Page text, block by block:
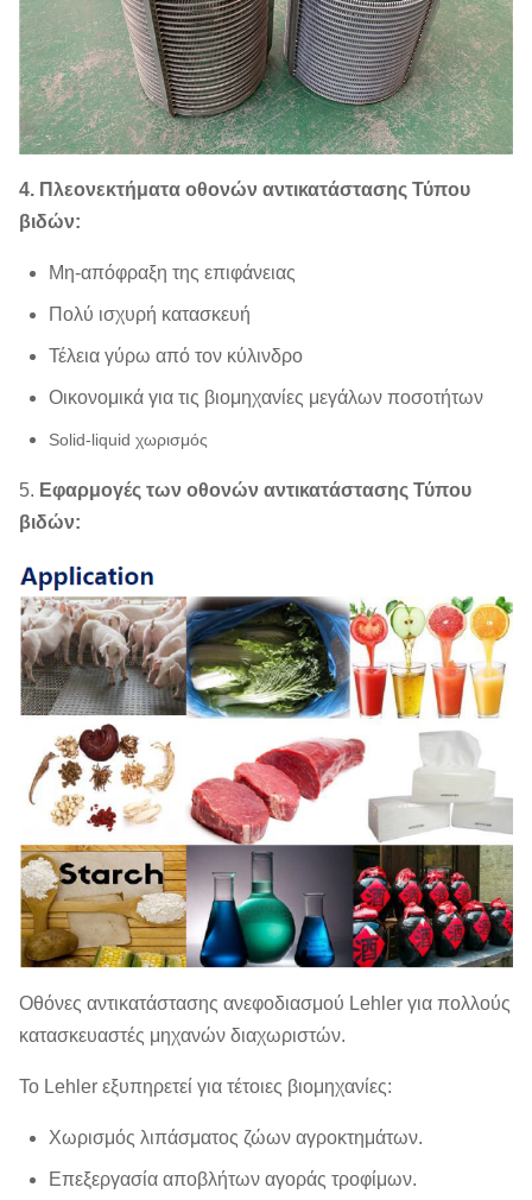
4. Πλεονεκτήματα οθονών αντικατάστασης Τύπου
βιδών:
Μη-απόφραξη της επιφάνειας
Πολύ ισχυρή κατασκευή
Τέλεια γύρω από τον κύλινδρο
Οικονομικά για τις βιομηχανίες μεγάλων ποσοτήτων
Solid-liquid χωρισμός
5. Εφαρμογές των οθονών αντικατάστασης Τύπου
βιδών:
Οθόνες αντικατάστασης ανεφοδιασμού Lehler για πολλούς
κατασκευαστές μηχανών διαχωριστών.
Το Lehler εξυπηρετεί για τέτοιες βιομηχανίες:
Χωρισμός λιπάσματος ζώων αγροκτημάτων.
Επεξεργασία αποβλήτων αγοράς τροφίμων.